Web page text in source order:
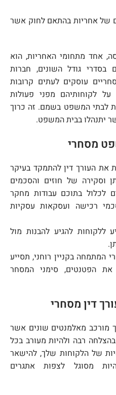
של אחריות בהתאם לחוק אשר
אחד מתחומי האחריות, הוא
בסדרי גודל השונים, חברות
עוסקים לעתים קרובות
על לקוחותיהם מפני פעולות
לבתי המשפט בשמם. זה כרוך
יתנהלו בבית המשפט.
מסחרי
את העורך דין להתמקד בעיקר
וסקירה של חוזים והסכמים
לכלול בתוכם עבודות מחקר
רכישה ועסקאות עסקיות
ללקוחות להגיע להבנות מול
המתמחה בקניין רוחני, תסייע
הפטנטים, סימני המסחר
דין מסחרי
מורכב מאלמנטים שונים אשר
רבה ולהיות מעורב בכל
של הלקוחות שלך, להישאר
מסוגל לצפות אתגרים